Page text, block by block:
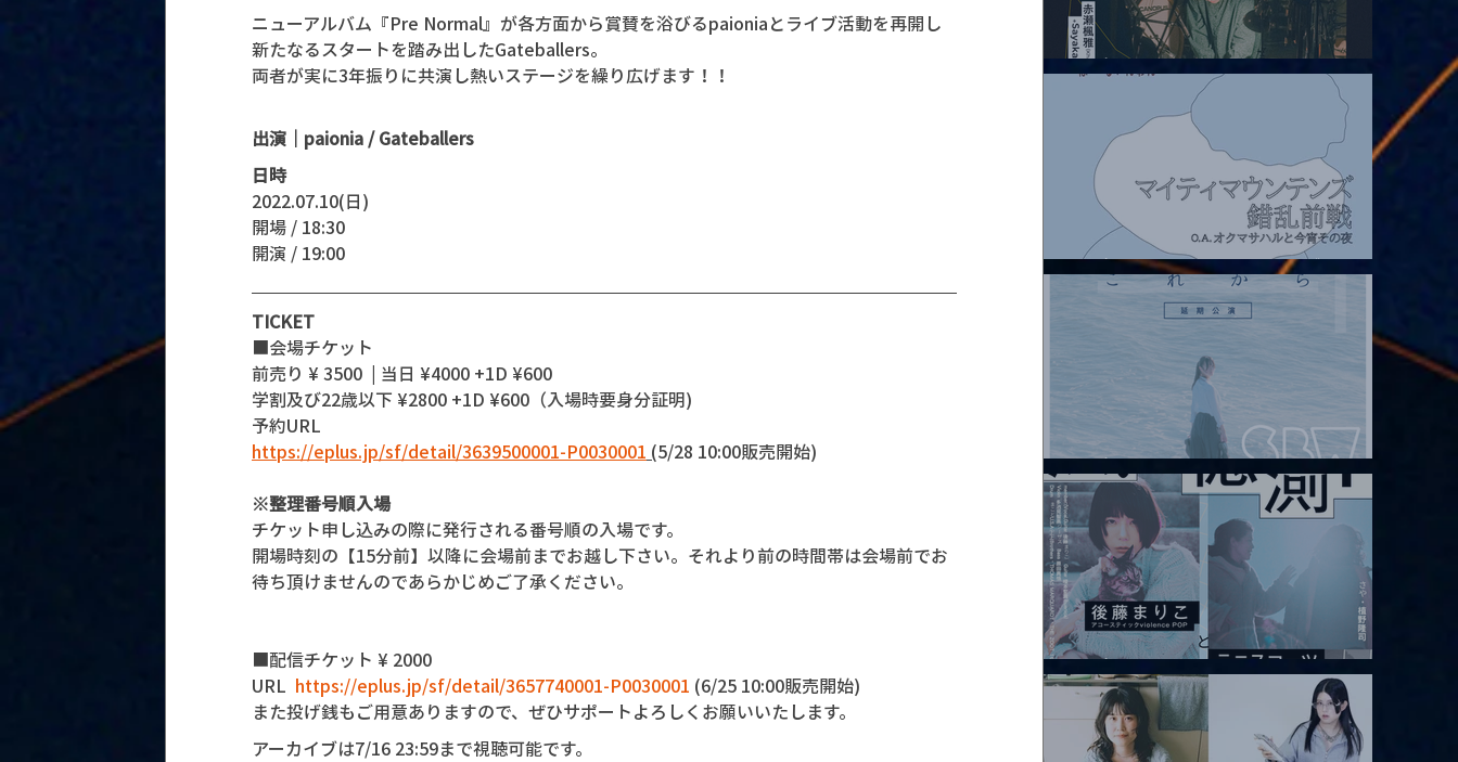
ニューアルバム『Pre Normal』が各方面から賞賛を浴びるpaioniaとライブ活動を再開し
新たなるスタートを踏み出したGateballers。
両者が実に3年振りに共演し熱いステージを繰り広げます！！
出演｜paionia / Gateballers
日時
2022.07.10(日)
開場 / 18:30
開演 / 19:00
TICKET
■会場チケット
前売り ¥ 3500  | 当日 ¥4000 +1D ¥600
学割及び22歳以下 ¥2800 +1D ¥600（入場時要身分証明)
予約URL
https://eplus.jp/sf/detail/3639500001-P0030001 (5/28 10:00販売開始)
※整理番号順入場
チケット申し込みの際に発行される番号順の入場です。
開場時刻の【15分前】以降に会場前までお越し下さい。それより前の時間帯は会場前でお
待ち頂けませんのであらかじめご了承ください。
■配信チケット ¥ 2000
URL https://eplus.jp/sf/detail/3657740001-P0030001 (6/25 10:00販売開始)
また投げ銭もご用意ありますので、ぜひサポートよろしくお願いいたします。
アーカイブは7/16 23:59まで視聴可能です。
2026.08.06 |【観覧】hamachiまつり2026２days-月見ル君想フ編
2026.08.07 |【観覧】マイティマウンテンズpresents. “HALL-IN-
2026.08.08 |【観覧】Oaiko pre.「これから」延期公演 Blurred
City Lights × 17歳とベルリンの壁
2026.08.10 |【観覧】「巷のmyストーリー/風の憶測1～後藤まりこ
アコースティックviolence POPとテニスコーツ」